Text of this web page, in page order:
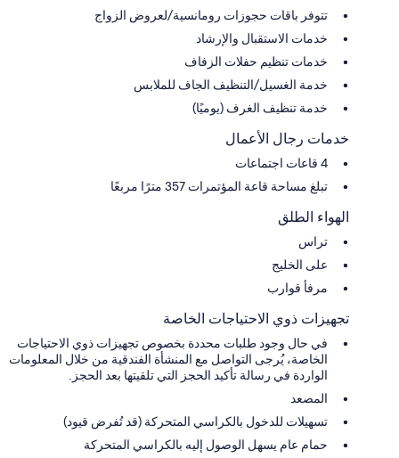
تتوفر باقات حجوزات رومانسية/لعروض الزواج
خدمات الاستقبال والإرشاد
خدمات تنظيم حفلات الزفاف
خدمة الغسيل/التنظيف الجاف للملابس
خدمة تنظيف الغرف (يوميًا)
خدمات رجال الأعمال
4 قاعات اجتماعات
تبلغ مساحة قاعة المؤتمرات 357 مترًا مربعًا
الهواء الطلق
تراس
على الخليج
مرفأ قوارب
تجهيزات ذوي الاحتياجات الخاصة
في حال وجود طلبات محددة بخصوص تجهيزات ذوي الاحتياجات
الخاصة، يُرجى التواصل مع المنشأة الفندقية من خلال المعلومات
الواردة في رسالة تأكيد الحجز التي تلقيتها بعد الحجز.
المصعد
تسهيلات للدخول بالكراسي المتحركة (قد تُفرض قيود)
حمام عام يسهل الوصول إليه بالكراسي المتحركة